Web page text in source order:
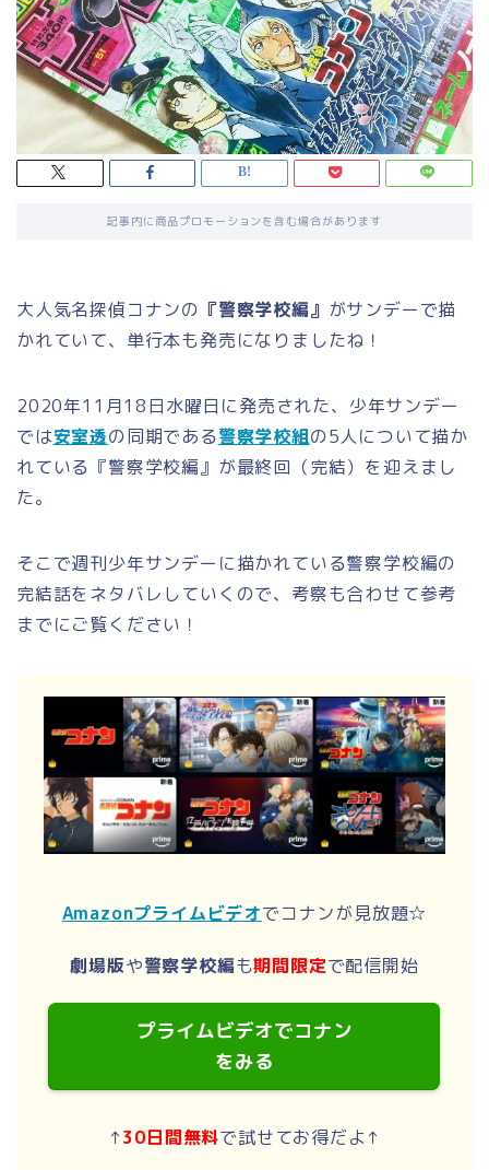
記事内に商品プロモーションを含む場合があります
大人気名探偵コナンの 『警察学校編』 がサンデーで描
かれていて、単行本も発売になりましたね！
2020年11月18日水曜日に発売された、少年サンデー
では安室透の同期である警察学校組の5人について描か
れている『警察学校編』が最終回（完結）を迎えまし
た。
そこで週刊少年サンデーに描かれている警察学校編の
完結話をネタバレしていくので、考察も合わせて参考
までにご覧ください！
Amazonプライムビデオでコナンが見放題☆
劇場版や警察学校編も期間限定で配信開始
プライムビデオでコナン
をみる
↑30日間無料で試せてお得だよ↑